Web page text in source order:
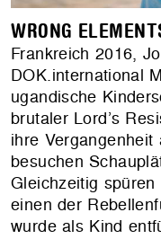
WRONG
Frankreich 2016,
DOK.international
ugandische
brutaler Lord’s
ihre
besuchen
Gleichzeitig
einen der
wurde als Kind